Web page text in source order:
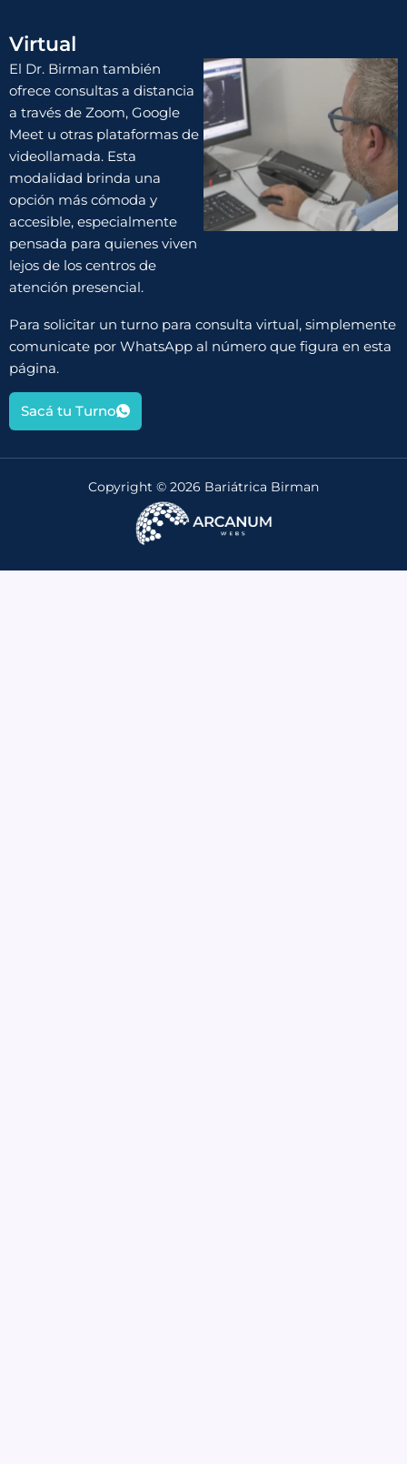
Virtual
El Dr. Birman también
ofrece consultas a distancia
a través de Zoom, Google
Meet u otras plataformas de
videollamada. Esta
modalidad brinda una
opción más cómoda y
accesible, especialmente
pensada para quienes viven
lejos de los centros de
atención presencial.
Para solicitar un turno para consulta virtual, simplemente
comunicate por WhatsApp al número que figura en esta
página.
Sacá tu Turno
Copyright © 2026 Bariátrica Birman